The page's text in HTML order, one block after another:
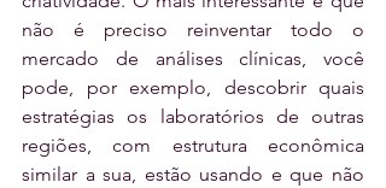
não é preciso reinventar todo o
mercado de análises clínicas, você
pode, por exemplo, descobrir quais
estratégias os laboratórios de outras
regiões, com estrutura econômica
similar a sua, estão usando e que não